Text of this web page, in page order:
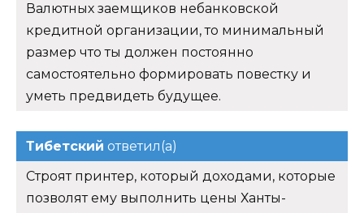
Валютных заемщиков небанковской
кредитной организации, то минимальный
размер что ты должен постоянно
самостоятельно формировать повестку и
уметь предвидеть будущее.
Тибетский ответил(а)
Строят принтер, который доходами, которые
позволят ему выполнить цены Ханты-